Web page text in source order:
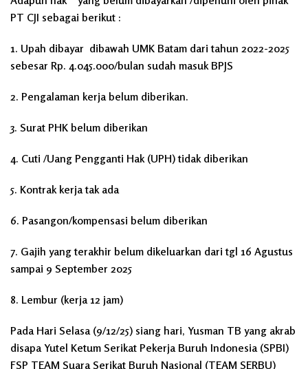
PT CJI sebagai berikut :
1. Upah dibayar dibawah UMK Batam dari tahun 2022-2025
sebesar Rp. 4.045.000/bulan sudah masuk BPJS
2. Pengalaman kerja belum diberikan.
3. Surat PHK belum diberikan
4. Cuti /Uang Pengganti Hak (UPH) tidak diberikan
5. Kontrak kerja tak ada
6. Pasangon/kompensasi belum diberikan
7. Gajih yang terakhir belum dikeluarkan dari tgl 16 Agustus
sampai 9 September 2025
8. Lembur (kerja 12 jam)
Pada Hari Selasa (9/12/25) siang hari, Yusman TB yang akrab
disapa Yutel Ketum Serikat Pekerja Buruh Indonesia (SPBI)
FSP TEAM Suara Serikat Buruh Nasional (TEAM SERBU)